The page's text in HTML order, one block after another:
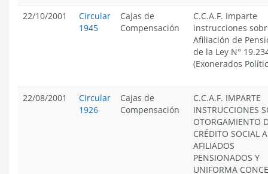
22/10/2001
Circular
1945
Cajas de
Compensación
C.C.A.F. Imparte
instrucciones
Afiliación de
de la Ley N°
(Exonerados
22/08/2001
Circular
1926
Cajas de
Compensación
C.C.A.F. IMPARTE
INSTRUCCIONES
OTORGAMIENTO
CRÉDITO SOCIAL
AFILIADOS
PENSIONADOS Y
UNIFORMA